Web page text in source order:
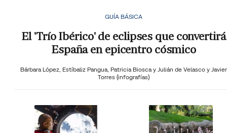
GUÍA BÁSICA
El 'Trío Ibérico' de eclipses que convertirá
España en epicentro cósmico
Bárbara López, Estíbaliz Pangua, Patricia Biosca y Julián de Velasco y Javier
Torres (infografías)